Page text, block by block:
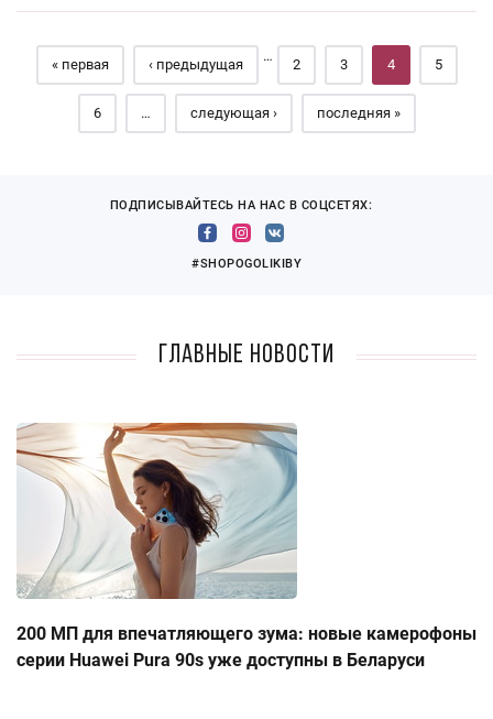
Страницы
« первая ‹ предыдущая
…
2 3 4 5
6 … следующая › последняя »
ПОДПИСЫВАЙТЕСЬ НА НАС В СОЦСЕТЯХ:
#SHOPOGOLIKIBY
Главные новости
200 МП для впечатляющего зума: новые камерофоны
серии Huawei Pura 90s уже доступны в Беларуси